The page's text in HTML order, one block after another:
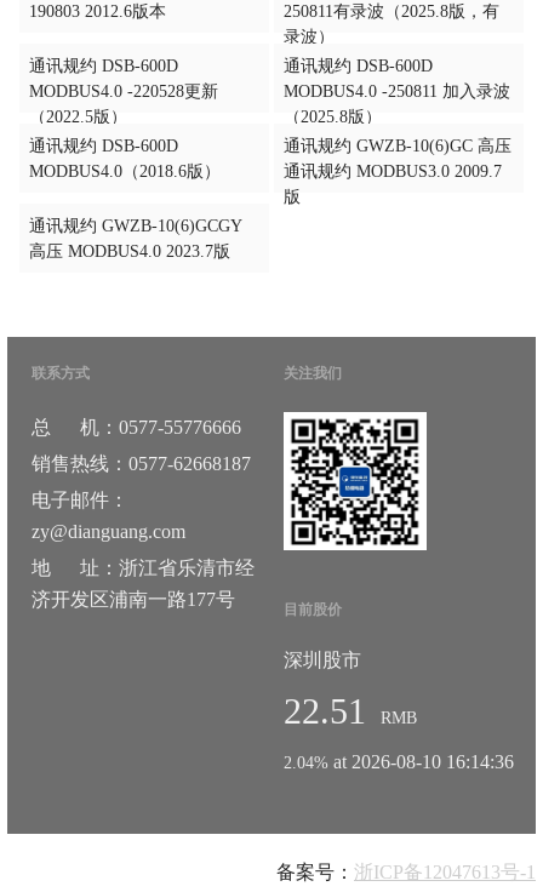
190803 2012.6版本
250811有录波（2025.8版，有
录波）
通讯规约 DSB-600D
MODBUS4.0 -220528更新
（2022.5版）
通讯规约 DSB-600D
MODBUS4.0 -250811 加入录波
（2025.8版）
通讯规约 DSB-600D
MODBUS4.0（2018.6版）
通讯规约 GWZB-10(6)GC 高压
通讯规约 MODBUS3.0 2009.7
版
通讯规约 GWZB-10(6)GCGY
高压 MODBUS4.0 2023.7版
联系方式
总 机：0577-55776666
销售热线：0577-62668187
电子邮件：
zy@dianguang.com
地 址：浙江省乐清市经
济开发区浦南一路177号
关注我们
目前股价
深圳股市
22.51 RMB
2.04% at 2026-08-10 16:14:36
备案号： 浙ICP备12047613号-1